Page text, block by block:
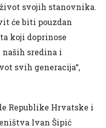
svojih stanovnika.
će biti pouzdan
koji doprinose
sredina i
svih generacija“,
Republike Hrvatske i
Ivan Šipić